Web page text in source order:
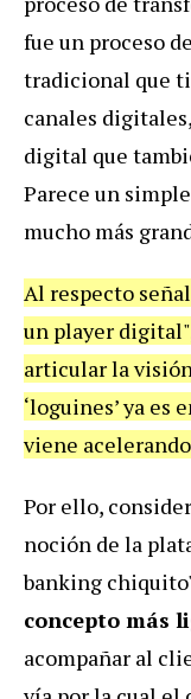
fue un proceso
tradicional que
canales
digital que
Parece un
mucho más
Al respecto
un player
articular la
‘loguines’ ya es
viene
Por ello,
noción de la
banking
concepto más
acompañar al